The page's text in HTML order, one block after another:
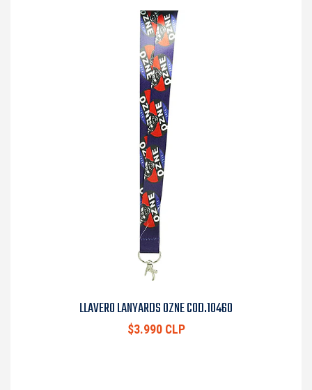
LLAVERO LANYARDS OZNE COD.10460
$3.990 CLP